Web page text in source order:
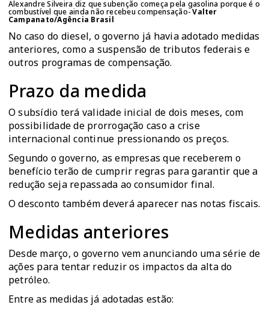
Alexandre Silveira diz que subenção começa pela gasolina porque é o
combustível que ainda não recebeu compensação-Valter
Campanato/Agência Brasil
No caso do diesel, o governo já havia adotado medidas
anteriores, como a suspensão de tributos federais e
outros programas de compensação.
Prazo da medida
O subsídio terá validade inicial de dois meses, com
possibilidade de prorrogação caso a crise
internacional continue pressionando os preços.
Segundo o governo, as empresas que receberem o
benefício terão de cumprir regras para garantir que a
redução seja repassada ao consumidor final.
O desconto também deverá aparecer nas notas fiscais.
Medidas anteriores
Desde março, o governo vem anunciando uma série de
ações para tentar reduzir os impactos da alta do
petróleo.
Entre as medidas já adotadas estão: